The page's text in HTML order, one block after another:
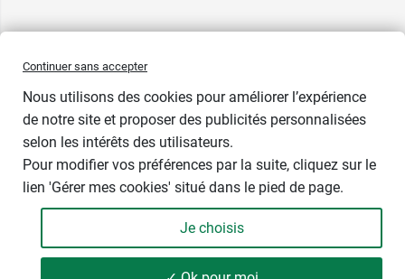
- +
Continuer sans accepter
Nous utilisons des cookies pour améliorer l’expérience
de notre site et proposer des publicités personnalisées
selon les intérêts des utilisateurs.
Pour modifier vos préférences par la suite, cliquez sur le
lien 'Gérer mes cookies' situé dans le pied de page.
Je choisis